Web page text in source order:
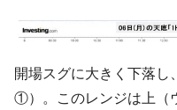
『Money1』
韓国･警
『Money1』
中国だけ
国の過剰生産が世界を蝕
開場スグに大きく下落し、
①）。このレンジは上（